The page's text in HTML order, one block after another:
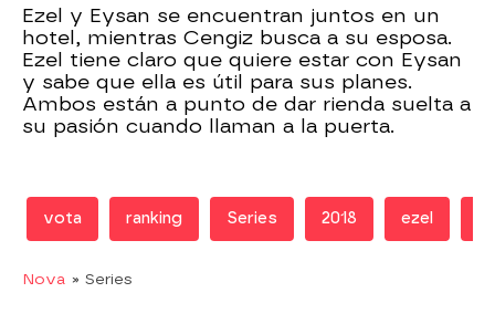
Ezel y Eysan se encuentran juntos en un
hotel, mientras Cengiz busca a su esposa.
Ezel tiene claro que quiere estar con Eysan
y sabe que ella es útil para sus planes.
Ambos están a punto de dar rienda suelta a
su pasión cuando llaman a la puerta.
vota ranking Series 2018 ezel
Nova » Series